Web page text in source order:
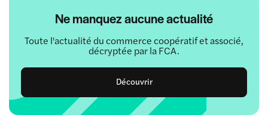
Ne manquez aucune actualité
Toute l'actualité du commerce coopératif et associé,
décryptée par la FCA.
Découvrir